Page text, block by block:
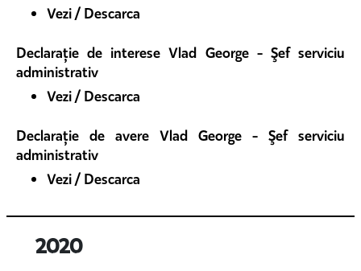
Vezi / Descarca
Declarație de interese Vlad George - Şef serviciu
administrativ
Vezi / Descarca
Declarație de avere Vlad George - Şef serviciu
administrativ
Vezi / Descarca
2020